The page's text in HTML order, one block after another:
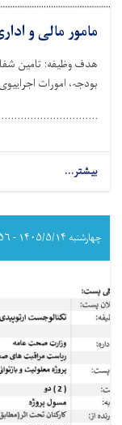
مامور مالی و
هدف وظیفه: تامین
بودجہ، امورات
. . .
بیشتر...
مامور
و
اداری چهارشنبه ۱۴۰۵/۵/۱۴ - ۱۵:۵۶